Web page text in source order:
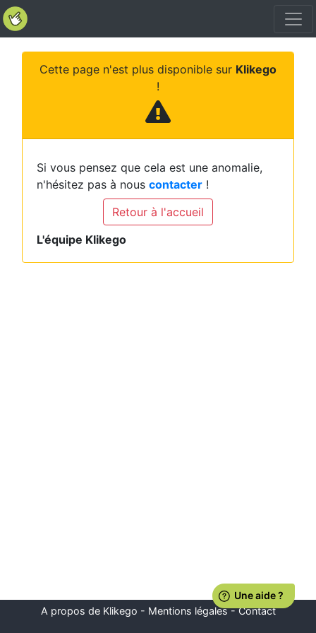
Cette page n'est plus disponible sur Klikego
!
Si vous pensez que cela est une anomalie,
n'hésitez pas à nous contacter !
Retour à l'accueil
L'équipe Klikego
A propos de Klikego - Mentions légales-Contact